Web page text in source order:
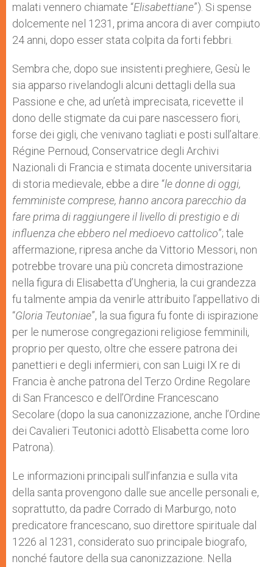
malati vennero chiamate “Elisabettiane”). Si spense
dolcemente nel 1231, prima ancora di aver compiuto
24 anni, dopo esser stata colpita da forti febbri.
Sembra che, dopo sue insistenti preghiere, Gesù le
sia apparso rivelandogli alcuni dettagli della sua
Passione e che, ad un’età imprecisata, ricevette il
dono delle stigmate da cui pare nascessero fiori,
forse dei gigli, che venivano tagliati e posti sull’altare.
Régine Pernoud, Conservatrice degli Archivi
Nazionali di Francia e stimata docente universitaria
di storia medievale, ebbe a dire “le donne di oggi,
femministe comprese, hanno ancora parecchio da
fare prima di raggiungere il livello di prestigio e di
influenza che ebbero nel medioevo cattolico”; tale
affermazione, ripresa anche da Vittorio Messori, non
potrebbe trovare una più concreta dimostrazione
nella figura di Elisabetta d’Ungheria, la cui grandezza
fu talmente ampia da venirle attribuito l’appellativo di
“Gloria Teutoniae”, la sua figura fu fonte di ispirazione
per le numerose congregazioni religiose femminili,
proprio per questo, oltre che essere patrona dei
panettieri e degli infermieri, con san Luigi IX re di
Francia è anche patrona del Terzo Ordine Regolare
di San Francesco e dell’Ordine Francescano
Secolare (dopo la sua canonizzazione, anche l’Ordine
dei Cavalieri Teutonici adottò Elisabetta come loro
Patrona).
Le informazioni principali sull’infanzia e sulla vita
della santa provengono dalle sue ancelle personali e,
soprattutto, da padre Corrado di Marburgo, noto
predicatore francescano, suo direttore spirituale dal
1226 al 1231, considerato suo principale biografo,
nonché fautore della sua canonizzazione. Nella